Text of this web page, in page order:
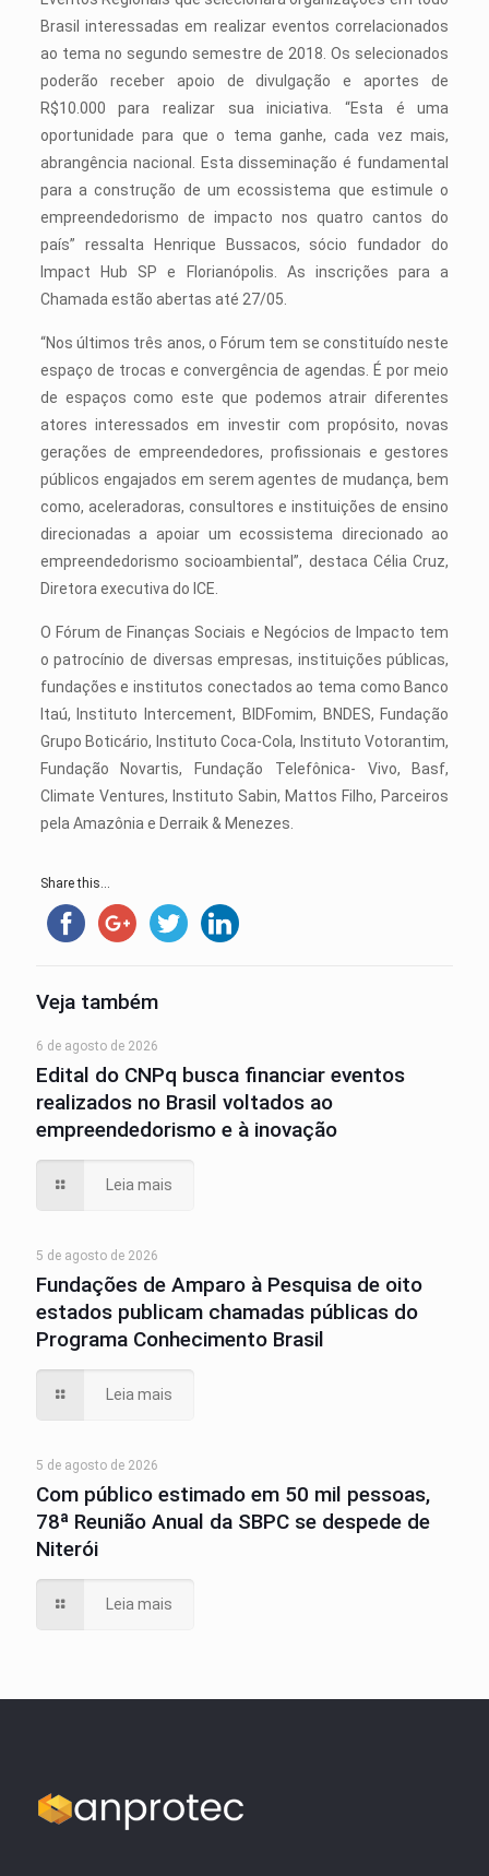
Brasil interessadas em realizar eventos correlacionados
ao tema no segundo semestre de 2018. Os selecionados
poderão receber apoio de divulgação e aportes de
R$10.000 para realizar sua iniciativa. “Esta é uma
oportunidade para que o tema ganhe, cada vez mais,
abrangência nacional. Esta disseminação é fundamental
para a construção de um ecossistema que estimule o
empreendedorismo de impacto nos quatro cantos do
país” ressalta Henrique Bussacos, sócio fundador do
Impact Hub SP e Florianópolis. As inscrições para a
Chamada estão abertas até 27/05.
“Nos últimos três anos, o Fórum tem se constituído neste
espaço de trocas e convergência de agendas. É por meio
de espaços como este que podemos atrair diferentes
atores interessados em investir com propósito, novas
gerações de empreendedores, profissionais e gestores
públicos engajados em serem agentes de mudança, bem
como, aceleradoras, consultores e instituições de ensino
direcionadas a apoiar um ecossistema direcionado ao
empreendedorismo socioambiental”, destaca Célia Cruz,
Diretora executiva do ICE.
O Fórum de Finanças Sociais e Negócios de Impacto tem
o patrocínio de diversas empresas, instituições públicas,
fundações e institutos conectados ao tema como Banco
Itaú, Instituto Intercement, BIDFomim, BNDES, Fundação
Grupo Boticário, Instituto Coca-Cola, Instituto Votorantim,
Fundação Novartis, Fundação Telefônica- Vivo, Basf,
Climate Ventures, Instituto Sabin, Mattos Filho, Parceiros
pela Amazônia e Derraik & Menezes.
Share this...
Veja também
6 de agosto de 2026
Edital do CNPq busca financiar eventos
realizados no Brasil voltados ao
empreendedorismo e à inovação
Leia mais
5 de agosto de 2026
Fundações de Amparo à Pesquisa de oito
estados publicam chamadas públicas do
Programa Conhecimento Brasil
Leia mais
5 de agosto de 2026
Com público estimado em 50 mil pessoas,
78ª Reunião Anual da SBPC se despede de
Niterói
Leia mais